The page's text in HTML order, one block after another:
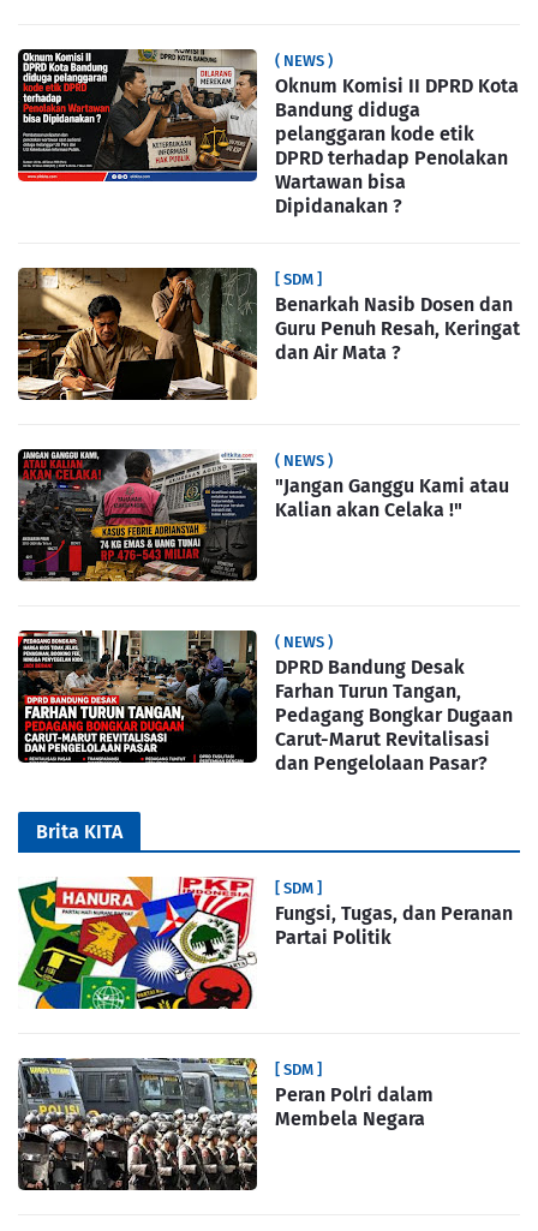
( NEWS )
Oknum Komisi II DPRD Kota
Bandung diduga
pelanggaran kode etik
DPRD terhadap Penolakan
Wartawan bisa
Dipidanakan ?
[ SDM ]
Benarkah Nasib Dosen dan
Guru Penuh Resah, Keringat
dan Air Mata ?
( NEWS )
"Jangan Ganggu Kami atau
Kalian akan Celaka !"
( NEWS )
DPRD Bandung Desak
Farhan Turun Tangan,
Pedagang Bongkar Dugaan
Carut-Marut Revitalisasi
dan Pengelolaan Pasar?
Brita KITA
[ SDM ]
Fungsi, Tugas, dan Peranan
Partai Politik
[ SDM ]
Peran Polri dalam
Membela Negara